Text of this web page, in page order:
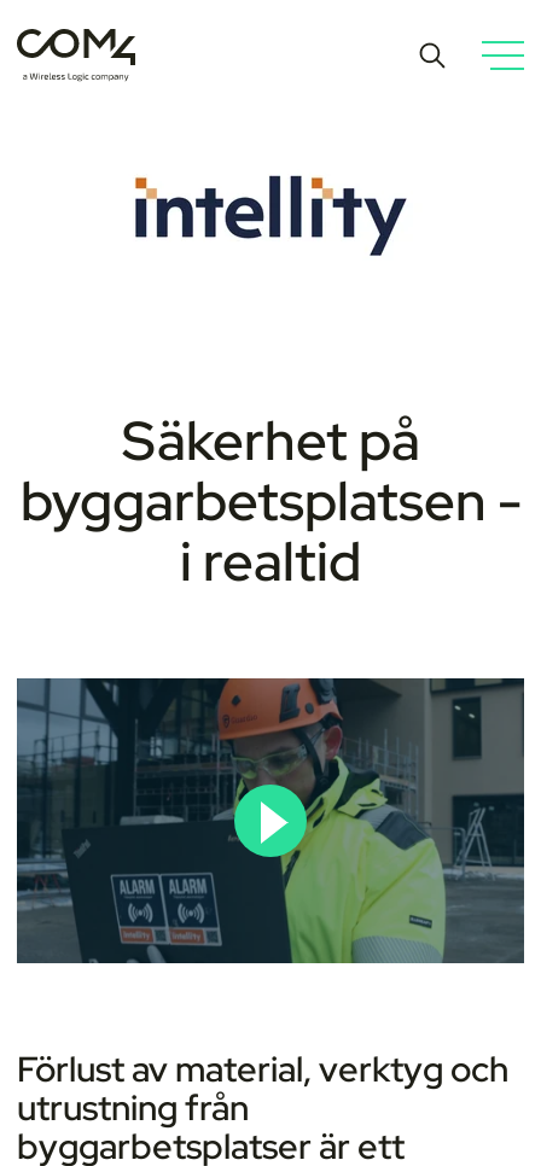
Säkerhet på
byggarbetsplatsen -
i realtid
Förlust av material, verktyg och
utrustning från
byggarbetsplatser är ett